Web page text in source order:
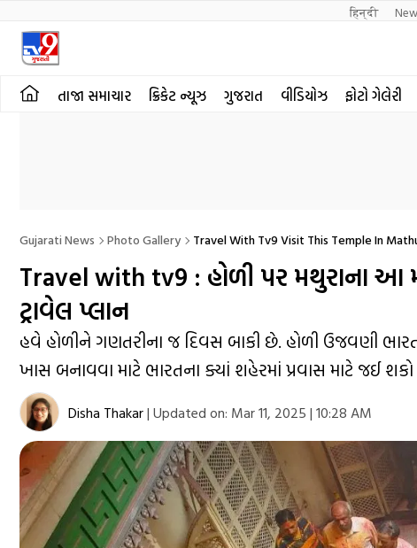
हिन्दी
તાજા સમાચાર ક્રિકેટ ન્યૂઝ ગુજરાત વીડિયોઝ ફોટો ગેલેરી
Gujarati News Photo Gallery Travel With Tv9 Visit This Temple In
Travel with tv9 : હોળી પર મથુરાના આ
ટ્રાવેલ પ્લાન
હવે હોળીને ગણતરીના જ દિવસ બાકી છે. હોળી ઉજવણી
ખાસ બનાવવા માટે ભારતના ક્યાં શહેરમાં પ્રવાસ માટે જઈ
Disha Thakar| Updated on: Mar 11, 2025 | 10:28 AM